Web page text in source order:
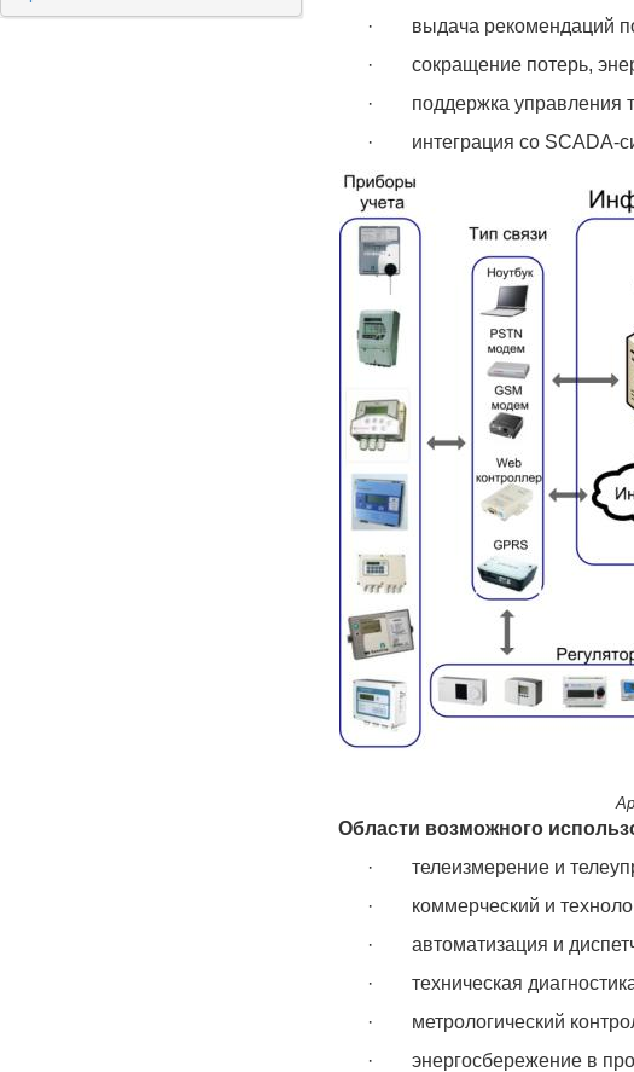
·
выдача рекомендаций
·
сокращение потерь,
·
поддержка управления
·
интеграция со SCADA-
Области возможного
·
телеизмерение и
·
коммерческий и
·
автоматизация и
·
техническая
·
метрологический
·
энергосбережение в